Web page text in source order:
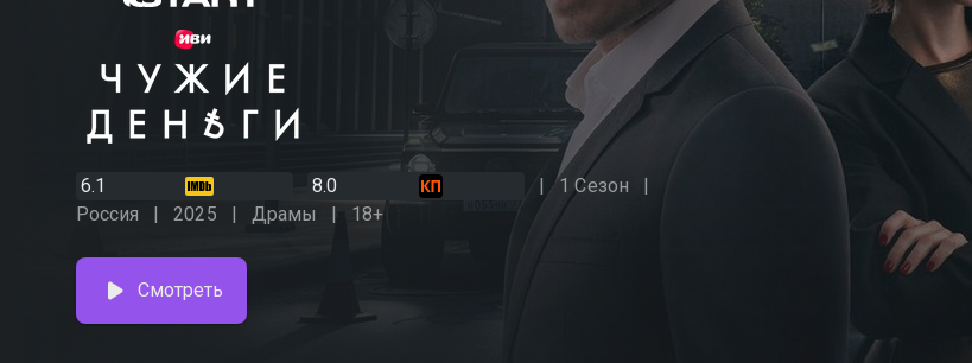
6.1 8.0
1 Сезон
Россия
2025 Драмы 18+
Смотреть